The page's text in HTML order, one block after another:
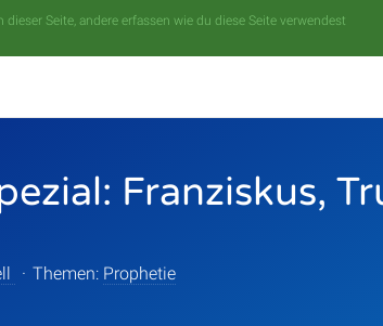
Seite, andere erfassen wie du diese Seite verwendest
Franziskus,
· Themen: Prophetie